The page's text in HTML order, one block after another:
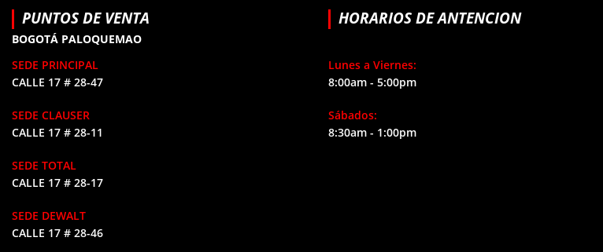
PUNTOS DE VENTA
BOGOTÁ PALOQUEMAO
SEDE PRINCIPAL
CALLE 17 # 28-47
SEDE CLAUSER
CALLE 17 # 28-11
SEDE TOTAL
CALLE 17 # 28-17
SEDE DEWALT
CALLE 17 # 28-46
HORARIOS DE ANTENCION
Lunes a Viernes:
8:00am - 5:00pm
Sábados:
8:30am - 1:00pm